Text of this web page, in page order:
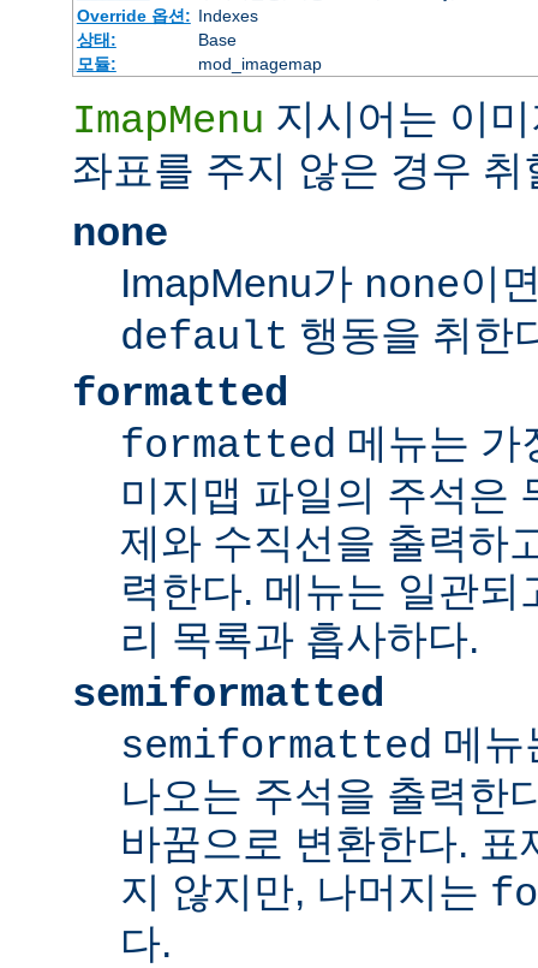
Override 옵션: Indexes
상태:
Base
모듈:
mod_imagemap
ImapMenu 지시어는 이
좌표를 주지 않은 경우
none
ImapMenu가 none이
default 행동을 취한
formatted
formatted 메뉴는 가
미지맵 파일의 주석은
제와 수직선을 출력하
력한다. 메뉴는 일관
리 목록과 흡사하다.
semiformatted
semiformatted 메뉴
나오는 주석을 출력한
바꿈으로 변환한다.
지 않지만, 나머지는
다.